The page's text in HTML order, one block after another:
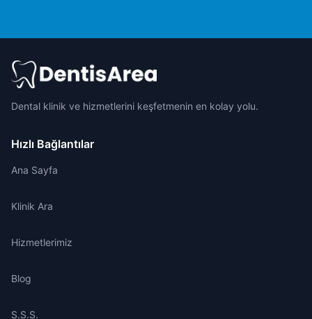
Dental klinik ve hizmetlerini keşfetmenin en kolay yolu.
Hızlı Bağlantılar
Ana Sayfa
Klinik Ara
Hizmetlerimiz
Blog
S.S.S.